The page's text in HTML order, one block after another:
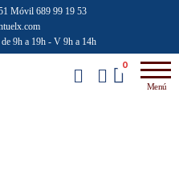
Móvil 689 99 19 53
9h a 19h - V 9h a 14h
0
Menú